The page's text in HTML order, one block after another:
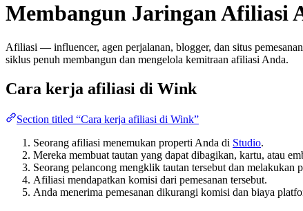
Membangun Jaringan Afiliasi
Afiliasi — influencer, agen perjalanan, blogger, dan situs
siklus penuh membangun dan mengelola kemitraan afiliasi Anda.
Cara kerja afiliasi di Wink
Section titled “Cara kerja afiliasi di Wink”
Seorang afiliasi menemukan properti Anda di Studio.
Mereka membuat tautan yang dapat dibagikan, kartu, atau
Seorang pelancong mengklik tautan tersebut dan melakukan
Afiliasi mendapatkan komisi dari pemesanan tersebut.
Anda menerima pemesanan dikurangi komisi dan biaya